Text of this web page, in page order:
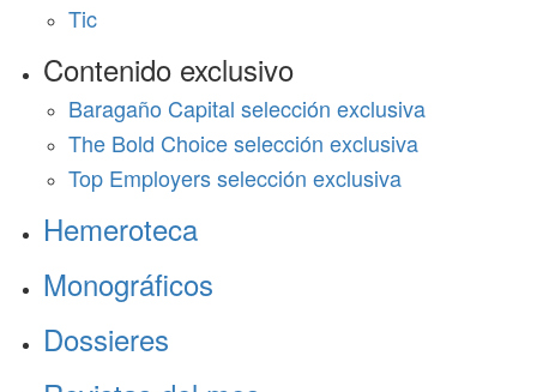
Tic
Contenido exclusivo
Baragaño Capital selección exclusiva
The Bold Choice selección exclusiva
Top Employers selección exclusiva
Hemeroteca
Monográficos
Dossieres